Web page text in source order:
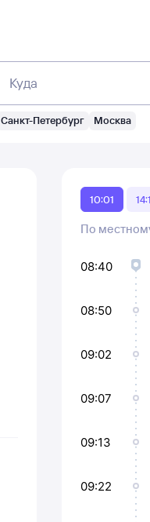
Куда
Санкт-Петербург Москва
10:01
По
08:40
08:50
09:02
09:07
09:13
09:22